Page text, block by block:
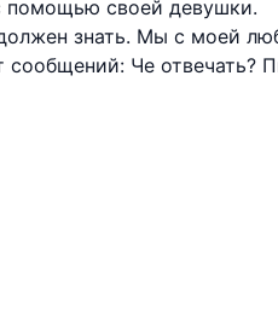
помощью своей девушки.
знать. Мы с моей
сообщений: Че отвечать?